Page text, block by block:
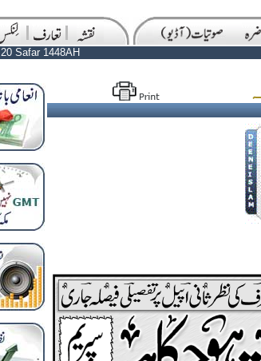
20 Safar 1448AH